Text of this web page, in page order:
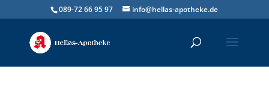
089-72 66 95 97 info@hellas-apotheke.de